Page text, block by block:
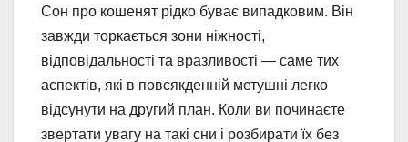
Сон про кошенят рідко буває випадковим. Він
завжди торкається зони ніжності,
відповідальності та вразливості — саме тих
аспектів, які в повсякденній метушні легко
відсунути на другий план. Коли ви починаєте
звертати увагу на такі сни і розбирати їх без